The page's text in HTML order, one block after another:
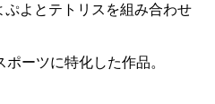
ぷよとテトリスを組み合わせ
ポーツに特化した作品。